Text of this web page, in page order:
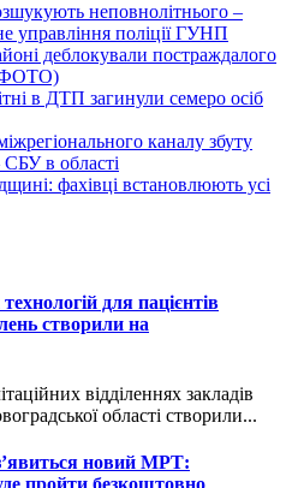
неповнолітнього –
управління поліції ГУНП
деблокували постраждалого
(ФОТО)
в ДТП загинули семеро осіб
каналу збуту
СБУ в області
фахівці встановлюють усі
для пацієнтів
створили на
відділеннях закладів
області створили...
новий МРТ:
пройти безкоштовно